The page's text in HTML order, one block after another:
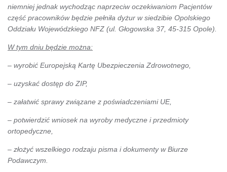
niemniej jednak wychodząc naprzeciw oczekiwaniom Pacjentów
część pracowników będzie pełniła dyżur w siedzibie Opolskiego
Oddziału Wojewódzkiego NFZ (ul. Głogowska 37, 45-315 Opole).
W tym dniu będzie można:
– wyrobić Europejską Kartę Ubezpieczenia Zdrowotnego,
– uzyskać dostęp do ZIP,
– załatwić sprawy związane z poświadczeniami UE,
– potwierdzić wniosek na wyroby medyczne i przedmioty
ortopedyczne,
– złożyć wszelkiego rodzaju pisma i dokumenty w Biurze
Podawczym.